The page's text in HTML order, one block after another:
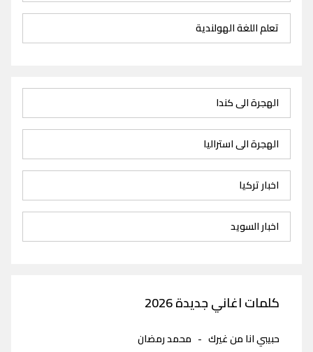
تعلم اللغة الهولندية
الهجرة الى كندا
الهجرة الى استراليا
اخبار تركيا
اخبار السويد
كلمات اغاني جديدة 2026
حبيبي انا من غيرك - محمد رمضان